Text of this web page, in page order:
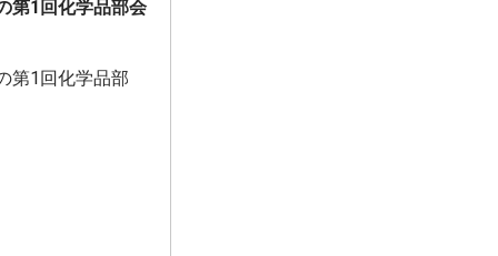
第1回化学品部会
第1回化学品部